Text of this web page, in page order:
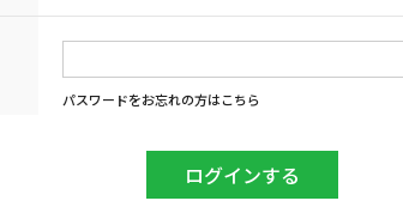
パスワードをお忘れの方はこちら